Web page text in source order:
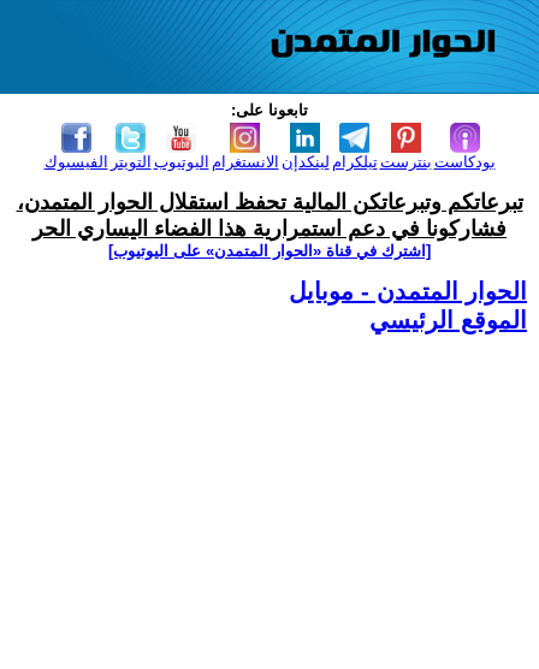
تابعونا على:
الفيسبوك التويتر اليوتيوب الانستغرام لينكدإن تيلكرامبنترست بودكاست
تبرعاتكم وتبرعاتكن المالية تحفظ استقلال الحوار المتمدن،
فشاركونا في دعم استمرارية هذا الفضاء اليساري الحر
[اشترك في قناة ‫«الحوار المتمدن» على اليوتيوب]
الحوار المتمدن - موبايل
الموقع الرئيسي